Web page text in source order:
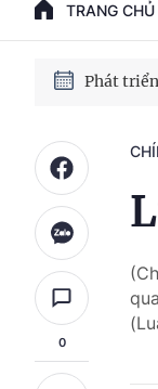
TRANG CHỦ
Phát
0